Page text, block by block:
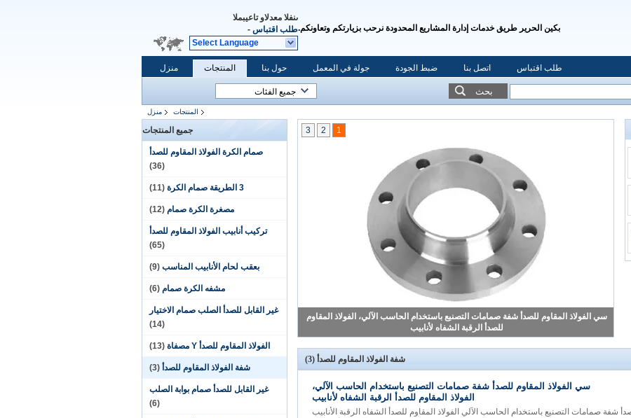
بكين الحرير طريق خدمات إدارة المشاريع المحدودة نرحب بزيارتكم وتعاونكم.
المبيعات والدعم الفنى
طلب اقتباس -
Select Language
منزل المنتجات حول بنا جولة في المعمل ضبط الجودة اتصل بنا طلب اقتباس
بحث
منزل المنتجات
جميع المنتجات
صمام الكرة الفولاذ المقاوم للصدأ
(36)
3 الطريقة صمام الكرة (11)
مصغرة الكرة صمام (12)
تركيب أنابيب الفولاذ المقاوم للصدأ
(65)
بعقب لحام الأنابيب المناسب (9)
مشفه الكرة صمام (6)
غير القابل للصدأ الصلب صمام الاختيار
(14)
الفولاذ المقاوم للصدأ Y مصفاة (13)
شفة الفولاذ المقاوم للصدأ (3)
غير القابل للصدأ صمام بوابة الصلب
(6)
الفولاذ المقاوم للصدأ شفة، الفولاذ المقاوم للصدأ الخيوط شفة ISO9001 2008
1
2
3
شفة الفولاذ المقاوم للصدأ (3)
سي الفولاذ المقاوم للصدأ شفة صمامات التصنيع باستخدام الحاسب الآلي،
الفولاذ المقاوم للصدأ الرقبة الشفاه لأنابيب
شفة صمامات التصنيع باستخدام الحاسب الآلي الفولاذ المقاوم للصدأ الشفاه الرقبة الأنابيب